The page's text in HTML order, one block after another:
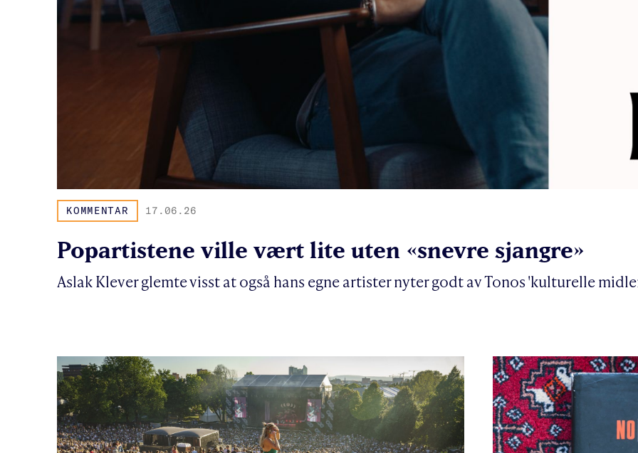
KOMMENTAR 17.06.26
Popartistene ville vært lite uten «snevre sjangre»
Aslak Klever glemte visst at også hans egne artister nyter godt av Tonos 'kulturelle